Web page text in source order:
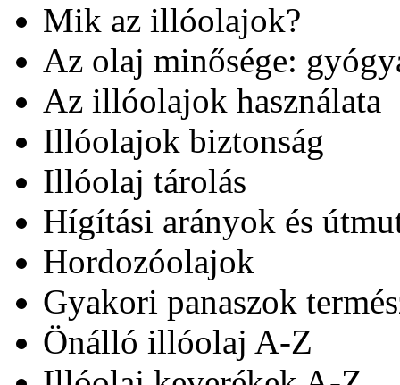
Mik az illóolajok?
Az olaj minősége:
Az illóolajok használata
Illóolajok biztonság
Illóolaj tárolás
Hígítási arányok és
Hordozóolajok
Gyakori panaszok
Önálló illóolaj A-Z